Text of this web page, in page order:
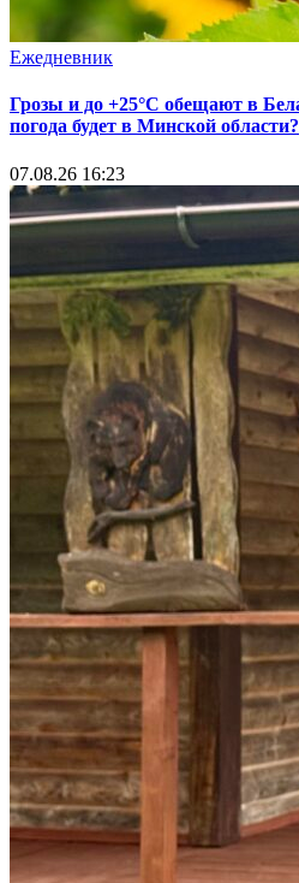
Ежедневник
Грозы и до +25°С обещают в
погода будет в Минской области?
07.08.26 16:23